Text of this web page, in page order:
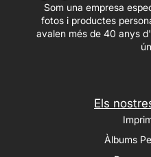
Som una empresa
fotos i productes
avalen més de 40 anys
Els
Àlbums